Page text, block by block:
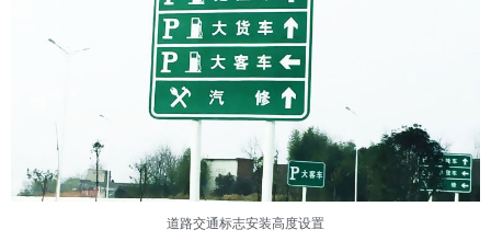
道路交通标志安装高度设置